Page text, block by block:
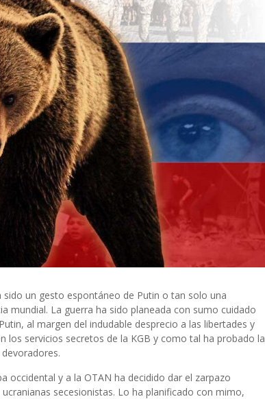
sido un gesto espontáneo de Putin o tan solo una
mundial. La guerra ha sido planeada con sumo cuidado
al margen del indudable desprecio a las libertades y
servicios secretos de la KGB y como tal ha probado la
occidental y a la OTAN ha decidido dar el zarpazo
secesionistas. Lo ha planificado con mimo,